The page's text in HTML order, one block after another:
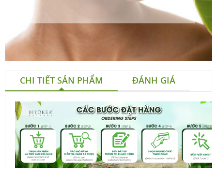
CHI TIẾT SẢN PHẨM ĐÁNH GIÁ